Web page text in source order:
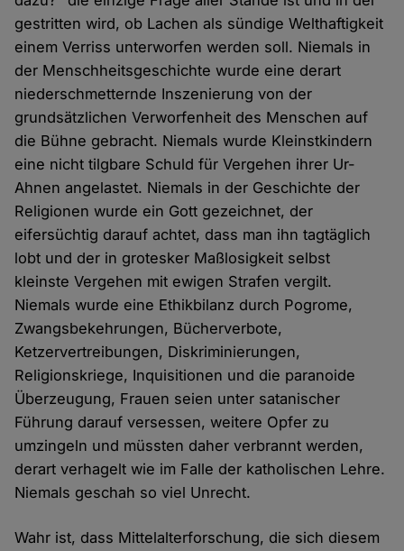
gestritten wird, ob Lachen als sündige Welthaftigkeit
einem Verriss unterworfen werden soll. Niemals in
der Menschheitsgeschichte wurde eine derart
niederschmetternde Inszenierung von der
grundsätzlichen Verworfenheit des Menschen auf
die Bühne gebracht. Niemals wurde Kleinstkindern
eine nicht tilgbare Schuld für Vergehen ihrer Ur-
Ahnen angelastet. Niemals in der Geschichte der
Religionen wurde ein Gott gezeichnet, der
eifersüchtig darauf achtet, dass man ihn tagtäglich
lobt und der in grotesker Maßlosigkeit selbst
kleinste Vergehen mit ewigen Strafen vergilt.
Niemals wurde eine Ethikbilanz durch Pogrome,
Zwangsbekehrungen, Bücherverbote,
Ketzervertreibungen, Diskriminierungen,
Religionskriege, Inquisitionen und die paranoide
Überzeugung, Frauen seien unter satanischer
Führung darauf versessen, weitere Opfer zu
umzingeln und müssten daher verbrannt werden,
derart verhagelt wie im Falle der katholischen Lehre.
Niemals geschah so viel Unrecht.
Wahr ist, dass Mittelalterforschung, die sich diesem